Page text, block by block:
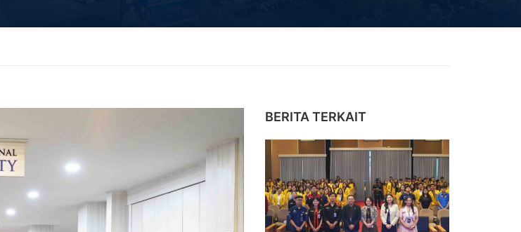
BERITA TERKAIT